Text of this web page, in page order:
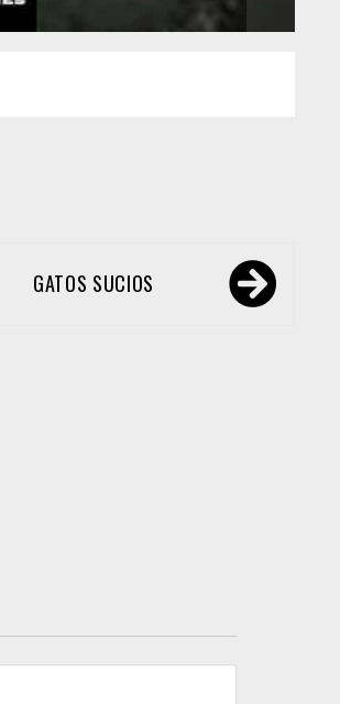
GATOS SUCIOS